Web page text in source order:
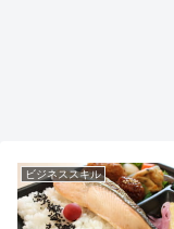
ビジネススキル